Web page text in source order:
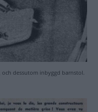
dessutom inbyggd barnstol.